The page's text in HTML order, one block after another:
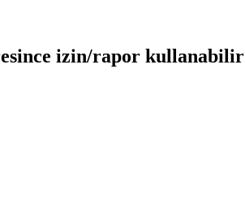
izin/rapor kullanabilir